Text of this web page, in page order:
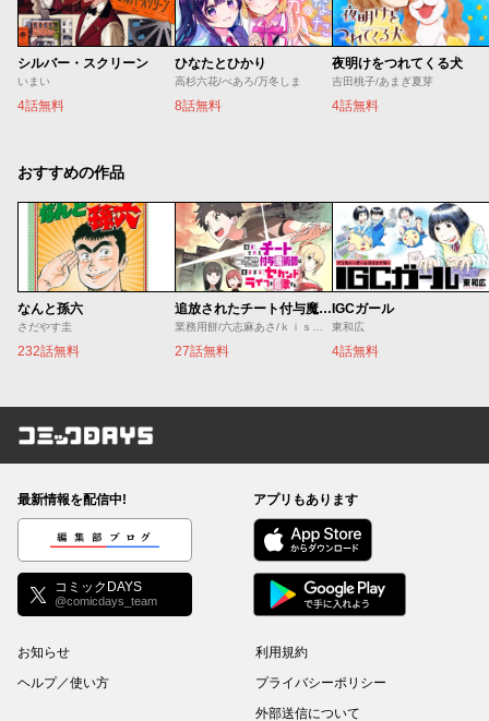
シルバー・スクリーン
いまい
4話無料
ひなたとひかり
高杉六花/べあろ/万冬しま
8話無料
夜明けをつれてくる犬
吉田桃子/あまぎ夏芽
4話無料
おすすめの作品
なんと孫六
さだやす圭
232話無料
追放されたチート付与魔術師は気ままなセカンドライフを謳歌する。 ～俺は武器だけじゃなく、あらゆるものに『強化ポイント』を付与できるし、俺の意思でいつでも効果を解除できるけど、残った人たち大丈夫？～
業務用餅/六志麻あさ/ｋｉｓｕｉ
27話無料
IGCガール
東和広
4話無料
コミックDAYS
最新情報を配信中!
編集部ブログ
コミックDAYS
@comicdays_team
アプリもあります
お知らせ
ヘルプ／使い方
利用規約
プライバシーポリシー
外部送信について